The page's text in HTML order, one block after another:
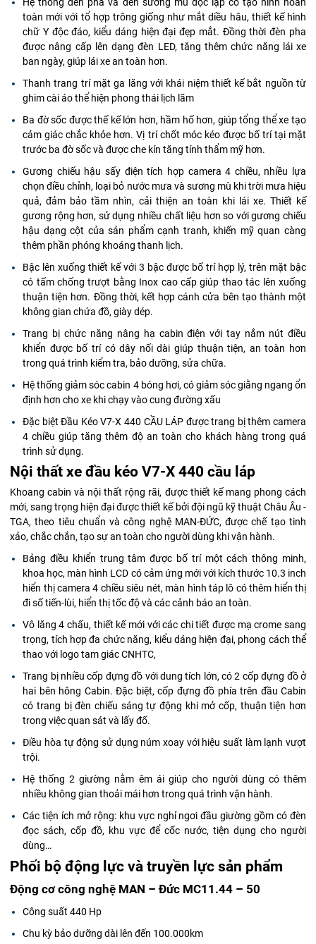
toàn mới với tổ hợp trông giống như mắt diều hâu, thiết kế hình
chữ Y độc đáo, kiểu dáng hiện đại đẹp mắt. Đồng thời đèn pha
được nâng cấp lên dạng đèn LED, tăng thêm chức năng lái xe
ban ngày, giúp lái xe an toàn hơn.
Thanh trang trí mặt ga lăng với khái niệm thiết kế bắt nguồn từ
ghim cài áo thể hiện phong thái lịch lãm
Ba đờ sốc được thế kế lớn hơn, hầm hố hơn, giúp tổng thể xe tạo
cảm giác chắc khỏe hơn. Vị trí chốt móc kéo được bố trí tại mặt
trước ba đờ sốc và được che kín tăng tính thẩm mỹ hơn.
Gương chiếu hậu sấy điện tích hợp camera 4 chiều, nhiều lựa
chọn điều chỉnh, loại bỏ nước mưa và sương mù khi trời mưa hiệu
quả, đảm bảo tầm nhìn, cải thiện an toàn khi lái xe. Thiết kế
gương rộng hơn, sử dụng nhiều chất liệu hơn so với gương chiếu
hậu dạng cột của sản phẩm cạnh tranh, khiến mỹ quan càng
thêm phần phóng khoáng thanh lịch.
Bậc lên xuống thiết kế với 3 bậc được bố trí hợp lý, trên mặt bậc
có tấm chống trượt bằng Inox cao cấp giúp thao tác lên xuống
thuận tiện hơn. Đồng thời, kết hợp cánh cửa bên tạo thành một
không gian chứa đồ, giày dép.
Trang bị chức năng nâng hạ cabin điện với tay nắm nút điều
khiển được bố trí có dây nối dài giúp thuận tiện, an toàn hơn
trong quá trình kiểm tra, bảo dưỡng, sửa chữa.
Hệ thống giảm sóc cabin 4 bóng hơi, có giảm sóc giằng ngang ổn
định hơn cho xe khi chạy vào cung đường xấu
Đặc biệt Đầu Kéo V7-X 440 CẦU LÁP được trang bị thêm camera
4 chiều giúp tăng thêm độ an toàn cho khách hàng trong quá
trình sử dụng.
Nội thất xe đầu kéo V7-X 440 cầu láp
Khoang cabin và nội thất rộng rãi, được thiết kế mang phong cách
mới, sang trọng hiện đại được thiết kế bởi đội ngũ kỹ thuật Châu Âu -
TGA, theo tiêu chuẩn và công nghệ MAN-ĐỨC, được chế tạo tinh
xảo, chắc chắn, tạo sự an toàn cho người dùng khi vận hành.
Bảng điều khiển trung tâm được bố trí một cách thông minh,
khoa học, màn hình LCD có cảm ứng mới với kích thước 10.3 inch
hiển thị camera 4 chiều siêu nét, màn hình táp lô có thêm hiển thị
đi số tiến-lùi, hiển thị tốc độ và các cảnh báo an toàn.
Vô lăng 4 chấu, thiết kế mới với các chi tiết được mạ crome sang
trọng, tích hợp đa chức năng, kiểu dáng hiện đại, phong cách thể
thao với logo tam giác CNHTC,
Trang bị nhiều cốp đựng đồ với dung tích lớn, có 2 cốp đựng đồ ở
hai bên hông Cabin. Đặc biệt, cốp đựng đồ phía trên đầu Cabin
có trang bị đèn chiếu sáng tự động khi mở cốp, thuận tiện hơn
trong việc quan sát và lấy đố.
Điều hòa tự động sử dụng núm xoay với hiệu suất làm lạnh vượt
trội.
Hệ thống 2 giường nằm êm ái giúp cho người dùng có thêm
nhiều không gian thoải mái hơn trong quá trình vận hành.
Các tiện ích mở rộng: khu vực nghỉ ngơi đầu giường gồm có đèn
đọc sách, cốp đồ, khu vực để cốc nước, tiện dụng cho người
dùng…
Phối bộ động lực và truyền lực sản phẩm
Động cơ công nghệ MAN – Đức MC11.44 – 50
Công suất 440 Hp
Chu kỳ bảo dưỡng dài lên đến 100.000km